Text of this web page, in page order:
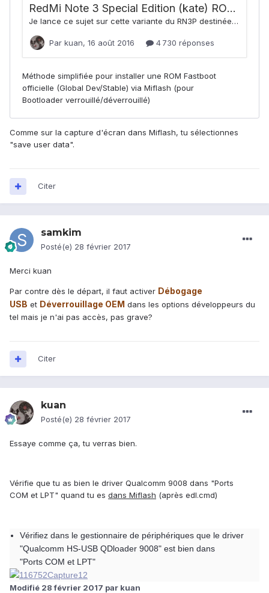
Comme sur la capture d'écran dans Miflash, tu sélectionnes
"save user data".
Citer
samkim
Posté(e) 28 février 2017
Merci kuan
Par contre dès le départ, il faut activer Débogage
USB et Déverrouillage OEM dans les options développeurs du
tel mais je n'ai pas accès, pas grave?
Citer
kuan
Posté(e) 28 février 2017
Essaye comme ça, tu verras bien.
Vérifie que tu as bien le driver Qualcomm 9008 dans "Ports
COM et LPT" quand tu es dans Miflash (après edl.cmd)
Vérifiez dans le gestionnaire de périphériques que le driver
"Qualcomm HS-USB QDloader 9008" est bien dans
"Ports COM et LPT"
Modifié 28 février 2017 par kuan